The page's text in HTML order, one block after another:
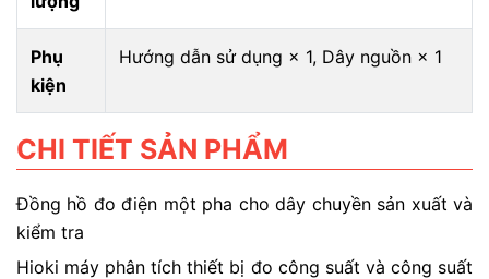
Phụ
kiện
Hướng dẫn sử dụng × 1, Dây nguồn × 1
CHI TIẾT SẢN PHẨM
Đồng hồ đo điện một pha cho dây chuyền sản xuất và
kiểm tra
Hioki máy phân tích thiết bị đo công suất và công suất